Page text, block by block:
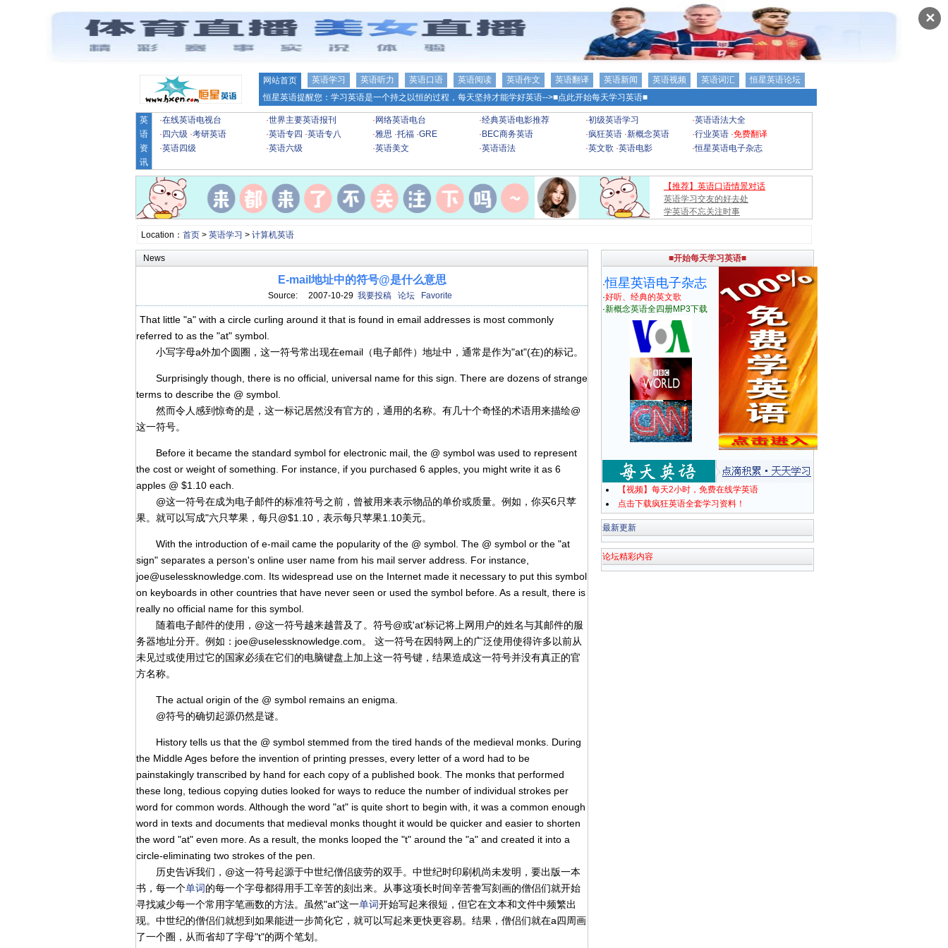
✕
网站首页 英语学习 英语听力 英语口语 英语阅读 英语作文 英语翻译 英语新闻 英语视频 英语词汇
恒星英语论坛
恒星英语提醒您：学习英语是一个持之以恒的过程，每天坚持才能学好英语-->■点此开始每天学习英语■
英
语
资
讯
·在线英语电视台 ·世界主要英语报刊 · 网络英语电台 ·经典英语电影推荐 ·初级英语学习 ·英语语法大全
· 四六级 ·考研英语 ·英语专四 ·英语专八 ·雅思 ·托福 ·GRE · BEC商务英语 ·疯狂英语 ·新概念英语 ·行业英语 ·免费翻译
·英语四级 ·英语六级 ·英语美文 ·英语语法 ·英文歌 ·英语电影 ·恒星英语电子杂志
【推荐】英语口语情景对话
英语学习交友的好去处
学英语不忘关注时事
Location： 首页> 英语学习 > 计算机英语
News
E-mail地址中的符号@是什么意思
Source: 2007-10-29 我要投稿 论坛 Favorite
That little "a" with a circle curling around it that is found in email addresses is most commonly
referred to as the "at" symbol.
小写字母a外加个圆圈，这一符号常出现在email（电子邮件）地址中，通常是作为"at"(在)的标记。
Surprisingly though, there is no official, universal name for this sign. There are dozens of strange
terms to describe the @ symbol.
然而令人感到惊奇的是，这一标记居然没有官方的，通用的名称。有几十个奇怪的术语用来描绘@
这一符号。
Before it became the standard symbol for electronic mail, the @ symbol was used to represent
the cost or weight of something. For instance, if you purchased 6 apples, you might write it as 6
apples @ $1.10 each.
@这一符号在成为电子邮件的标准符号之前，曾被用来表示物品的单价或质量。例如，你买6只苹
果。就可以写成"六只苹果，每只@$1.10，表示每只苹果1.10美元。
With the introduction of e-mail came the popularity of the @ symbol. The @ symbol or the "at
sign" separates a person's online user name from his mail server address. For instance,
joe@uselessknowledge.com. Its widespread use on the Internet made it necessary to put this symbol
on keyboards in other countries that have never seen or used the symbol before. As a result, there is
really no official name for this symbol.
随着电子邮件的使用，@这一符号越来越普及了。符号@或'at'标记将上网用户的姓名与其邮件的服
务器地址分开。例如：joe@uselessknowledge.com。 这一符号在因特网上的广泛使用使得许多以前从
未见过或使用过它的国家必须在它们的电脑键盘上加上这一符号键，结果造成这一符号并没有真正的官
方名称。
The actual origin of the @ symbol remains an enigma.
@符号的确切起源仍然是谜。
History tells us that the @ symbol stemmed from the tired hands of the medieval monks. During
the Middle Ages before the invention of printing presses, every letter of a word had to be
painstakingly transcribed by hand for each copy of a published book. The monks that performed
these long, tedious copying duties looked for ways to reduce the number of individual strokes per
word for common words. Although the word "at" is quite short to begin with, it was a common enough
word in texts and documents that medieval monks thought it would be quicker and easier to shorten
the word "at" even more. As a result, the monks looped the "t" around the "a" and created it into a
circle-eliminating two strokes of the pen.
历史告诉我们，@这一符号起源于中世纪僧侣疲劳的双手。中世纪时印刷机尚未发明，要出版一本
书，每一个单词的每一个字母都得用手工辛苦的刻出来。从事这项长时间辛苦誊写刻画的僧侣们就开始
寻找减少每一个常用字笔画数的方法。虽然"at"这一单词开始写起来很短，但它在文本和文件中频繁出
现。中世纪的僧侣们就想到如果能进一步简化它，就可以写起来更快更容易。结果，僧侣们就在a四周画
了一个圈，从而省却了字母"t"的两个笔划。
■开始每天学习英语■
·恒星英语电子杂志
·好听、经典的英文歌
·新概念英语全四册MP3下载
【视频】每天2小时，免费在线学英语
点击下载疯狂英语全套学习资料！
最新更新
论坛精彩内容